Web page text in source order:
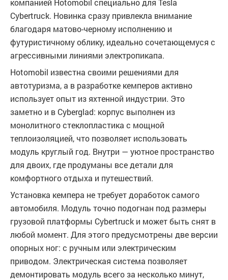
компанией Hotomobil специально для Tesla
Cybertruck. Новинка сразу привлекла внимание
благодаря матово-черному исполнению и
футуристичному облику, идеально сочетающемуся с
агрессивными линиями электропикапа.
Hotomobil известна своими решениями для
автотуризма, а в разработке кемперов активно
использует опыт из яхтенной индустрии. Это
заметно и в Cyberglad: корпус выполнен из
монолитного стеклопластика с мощной
теплоизоляцией, что позволяет использовать
модуль круглый год. Внутри — уютное пространство
для двоих, где продуманы все детали для
комфортного отдыха и путешествий.
Установка кемпера не требует доработок самого
автомобиля. Модуль точно подогнан под размеры
грузовой платформы Cybertruck и может быть снят в
любой момент. Для этого предусмотрены две версии
опорных ног: с ручным или электрическим
приводом. Электрическая система позволяет
демонтировать модуль всего за несколько минут,